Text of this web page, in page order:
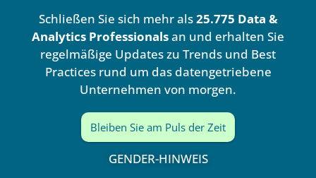
i
n
e
Schließen Sie sich mehr als25.775 Data &
Analytics Professionalsan und erhalten Sie
regelmäßige Updates zu Trends und Best
Practices rund um das datengetriebene
Unternehmen von morgen.
Bleiben Sie am Puls der Zeit
GENDER-HINWEIS